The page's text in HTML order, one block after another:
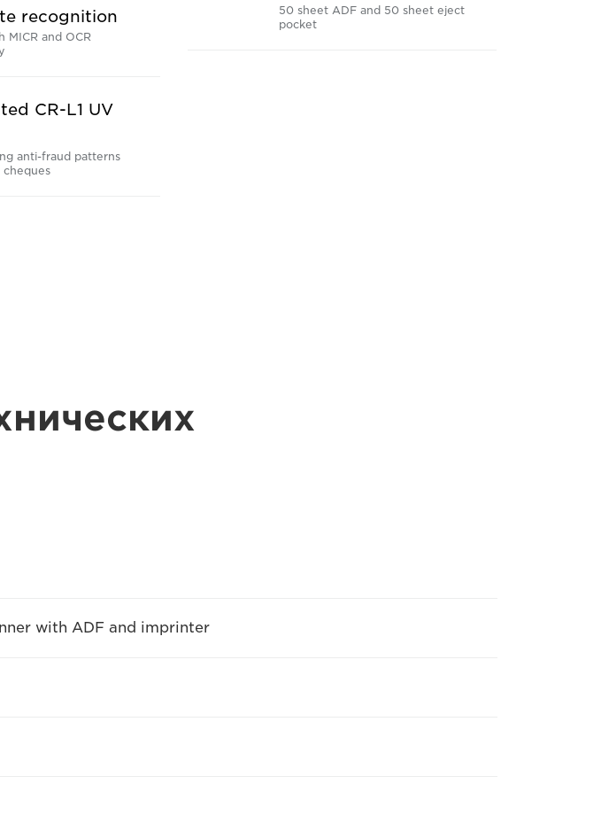
recognition
MICR and OCR
50 sheet ADF and 50 sheet eject
pocket
CR-L1 UV
anti-fraud patterns
with ADF and imprinter